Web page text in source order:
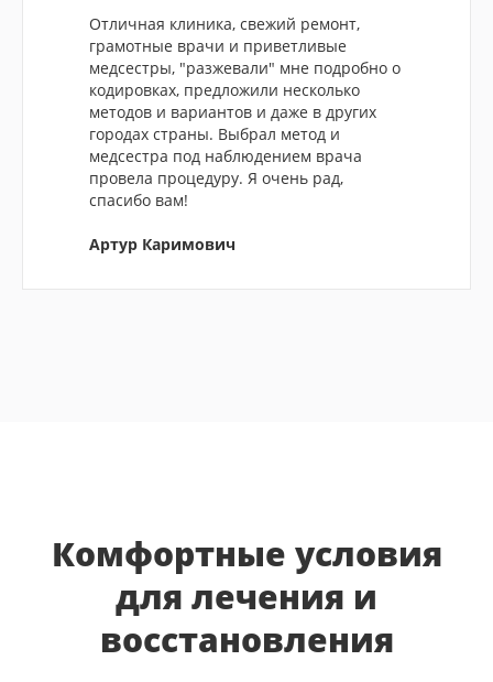
Отличная клиника, свежий ремонт,
грамотные врачи и приветливые
медсестры, "разжевали" мне подробно о
кодировках, предложили несколько
методов и вариантов и даже в других
городах страны. Выбрал метод и
медсестра под наблюдением врача
провела процедуру. Я очень рад,
спасибо вам!
Артур Каримович
Комфортные условия
для лечения и
восстановления